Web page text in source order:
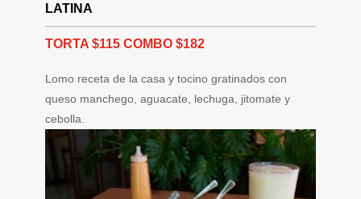
LATINA
TORTA $115 COMBO $182
Lomo receta de la casa y tocino gratinados con
queso manchego, aguacate, lechuga, jitomate y
cebolla.